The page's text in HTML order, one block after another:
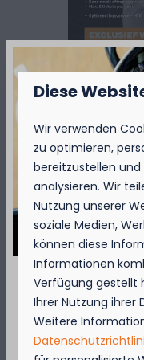
Genießen Sie
% Rabatt auf
Diese
Wir verwenden
zu optimieren,
bereitzustellen
analysieren. Wir
Nutzung unserer
soziale Medien,
können diese
Informationen
Verfügung gestellt
Ihrer Nutzung ihrer
Weitere